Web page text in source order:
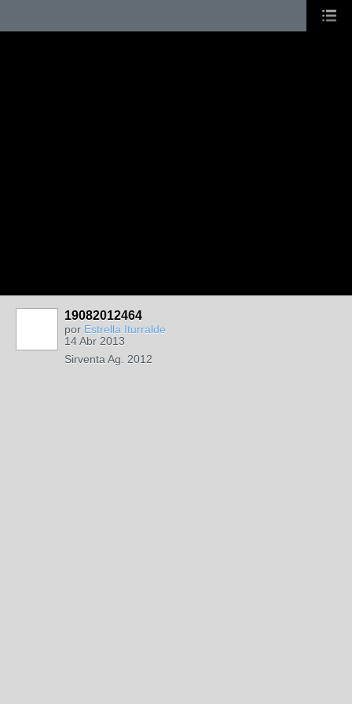
19082012464
por Estrella Iturralde
14 Abr 2013
Sirventa Ag. 2012